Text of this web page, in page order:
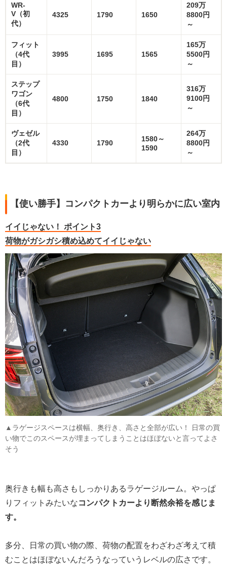
WR-
V（初
代）
4325 1790 1650
209万
8800円
～
フィット
（4代
目）
3995 1695 1565
165万
5500円
～
ステップ
ワゴン
（6代
目）
4800 1750 1840
316万
9100円
～
ヴェゼル
（2代
目）
4330 1790
1580～
1590
264万
8800円
～
【使い勝手】コンパクトカーより明らかに広い室内
イイじゃない！ ポイント3
荷物がガシガシ積め込めてイイじゃない
▲ラゲージスペースは横幅、奥行き、高さと全部が広い！ 日常の買
い物でこのスペースが埋まってしまうことはほぼないと言ってよさ
そう
奥行きも幅も高さもしっかりあるラゲージルーム。やっぱ
りフィットみたいなコンパクトカーより断然余裕を感じま
す。
多分、日常の買い物の際、荷物の配置をわざわざ考えて積
むことはほぼないんだろうなっていうレベルの広さです。